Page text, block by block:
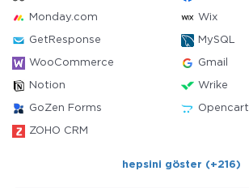
Monday.com Wix
GetResponse MySQL
WooCommerce Gmail
Notion Wrike
GoZen Forms Opencart
ZOHO CRM
hepsini göster (+216)